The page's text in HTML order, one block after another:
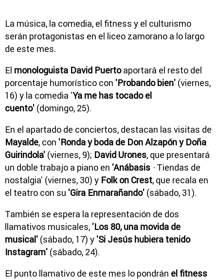
La música, la comedia, el fitness y el culturismo
serán protagonistas en el liceo zamorano a lo largo
de este mes.
El monologuista David Puertoaportará el resto del
porcentaje humorístico con 'Probando bien' (viernes,
16) y la comedia 'Ya me has tocado el
cuento' (domingo, 25).
En el apartado de conciertos, destacan las visitas de
Mayalde, con 'Ronda y boda de Don Alzapón y Doña
Guirindola' (viernes, 9); David Urones, que presentará
un doble trabajo a piano en 'Anábasis · Tiendas de
nostalgia' (viernes, 30) y Folk on Crest, que recala en
el teatro con su 'Gira Enmarañando' (sábado, 31).
También se espera la representación de dos
llamativos musicales, 'Los 80, una movida de
musical' (sábado, 17) y 'Si Jesús hubiera tenido
Instagram' (sábado, 24).
El punto llamativo de este mes lo pondrán el fitness